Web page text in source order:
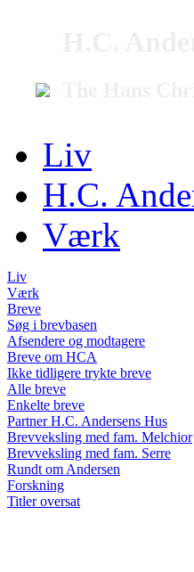
Liv
H.C.
Værk
Liv
Værk
Breve
Søg i brevbasen
Afsendere og modtagere
Breve om HCA
Ikke tidligere trykte breve
Alle breve
Enkelte breve
Partner H.C. Andersens Hus
Brevveksling med fam. Melchior
Brevveksling med fam. Serre
Rundt om Andersen
Forskning
Titler oversat